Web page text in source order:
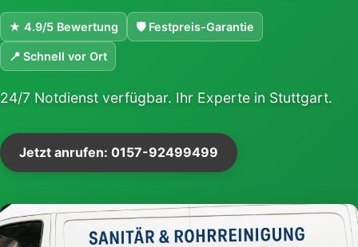
★ 4.9/5 Bewertung 🛡 Festpreis-Garantie
📍 Schnell vor Ort
24/7 Notdienst verfügbar. Ihr Experte in Stuttgart.
Jetzt anrufen: 0157-92499499